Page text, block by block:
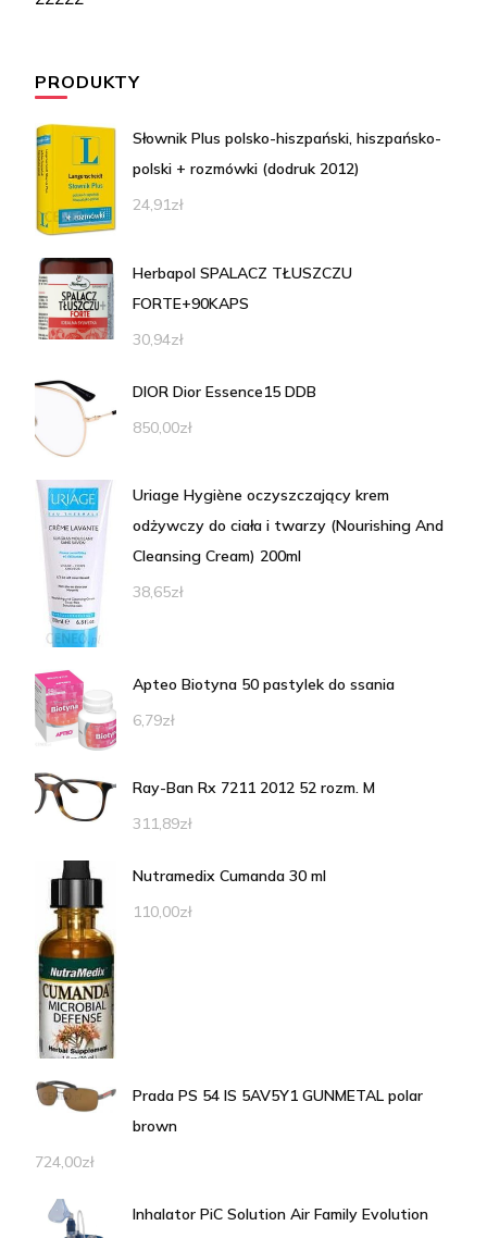
PRODUKTY
Słownik Plus polsko-hiszpański, hiszpańsko-
polski + rozmówki (dodruk 2012)
24,91zł
Herbapol SPALACZ TŁUSZCZU
FORTE+90KAPS
30,94zł
DIOR Dior Essence15 DDB
850,00zł
Uriage Hygiène oczyszczający krem
odżywczy do ciała i twarzy (Nourishing And
Cleansing Cream) 200ml
38,65zł
Apteo Biotyna 50 pastylek do ssania
6,79zł
Ray-Ban Rx 7211 2012 52 rozm. M
311,89zł
Nutramedix Cumanda 30 ml
110,00zł
Prada PS 54 IS 5AV5Y1 GUNMETAL polar
brown
724,00zł
Inhalator PiC Solution Air Family Evolution